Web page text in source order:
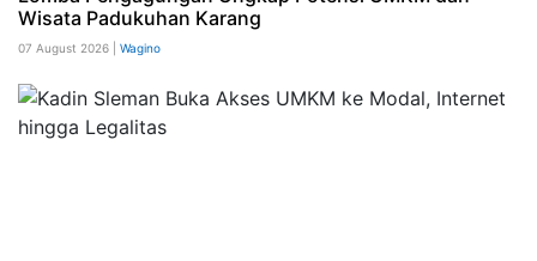
Wisata Padukuhan Karang
07 August 2026 | Wagino